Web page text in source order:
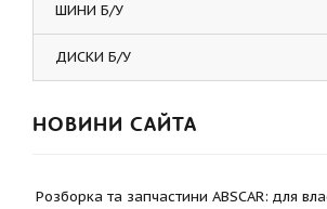
ШИНИ Б/У
ДИСКИ Б/У
НОВИНИ САЙТА
Розборка та запчастини ABSCAR: для